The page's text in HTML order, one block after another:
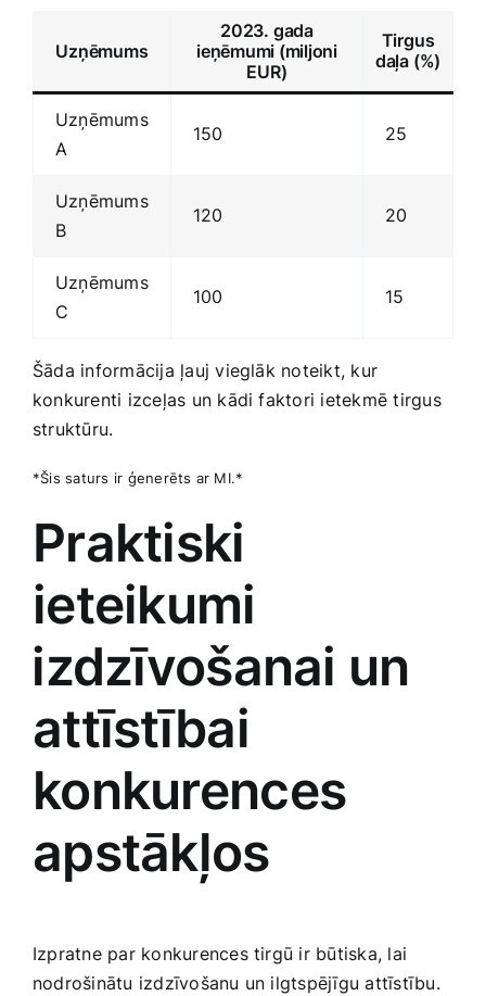
Uzņēmums
2023. gada
ieņēmumi (miljoni
EUR)
Tirgus
daļa (%)
Uzņēmums
A
150 25
Uzņēmums
B
120 20
Uzņēmums
C
100 15
Šāda​ informācija ļauj vieglāk noteikt, kur
konkurenti izceļas un kādi faktori ietekmē tirgus
struktūru.
*Šis saturs ir ģenerēts ar MI.*
Praktiski
ieteikumi
⁣izdzīvošanai ‍un
attīstībai
konkurences
apstākļos
Izpratne par konkurences tirgū ir būtiska, lai
nodrošinātu izdzīvošanu un ilgtspējīgu attīstību.